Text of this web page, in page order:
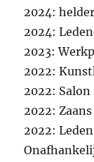
2024:
2024:
2023:
2022:
2022:
2022:
2022: